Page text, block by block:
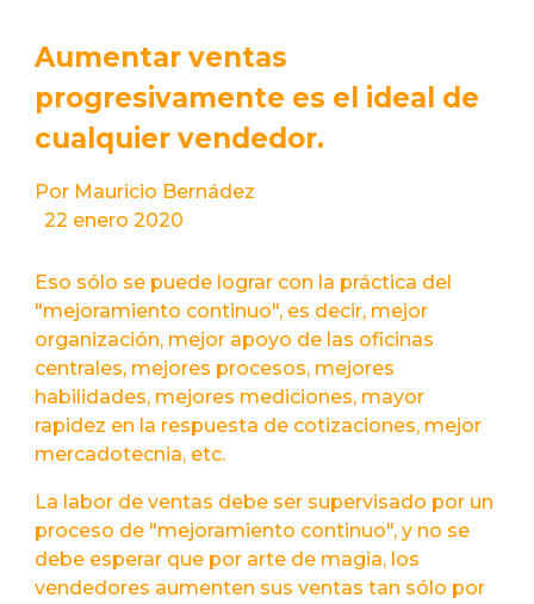
Aumentar ventas
progresivamente es el ideal de
cualquier vendedor.
Por Mauricio Bernádez
22 enero 2020
Eso sólo se puede lograr con la práctica del
"mejoramiento continuo", es decir, mejor
organización, mejor apoyo de las oficinas
centrales, mejores procesos, mejores
habilidades, mejores mediciones, mayor
rapidez en la respuesta de cotizaciones, mejor
mercadotecnia, etc.
La labor de ventas debe ser supervisado por un
proceso de "mejoramiento continuo", y no se
debe esperar que por arte de magia, los
vendedores aumenten sus ventas tan sólo por